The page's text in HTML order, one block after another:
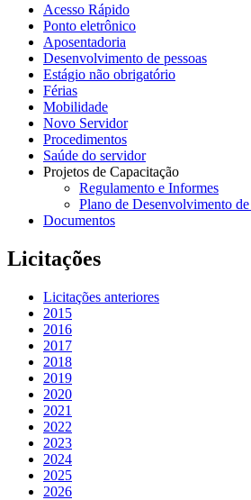
Acesso Rápido
Ponto eletrônico
Aposentadoria
Desenvolvimento de pessoas
Estágio não obrigatório
Férias
Mobilidade
Novo Servidor
Procedimentos
Saúde do servidor
Projetos de Capacitação
Regulamento e Informes
Plano de Desenvolvimento de
Documentos
Licitações
Licitações anteriores
2015
2016
2017
2018
2019
2020
2021
2022
2023
2024
2025
2026